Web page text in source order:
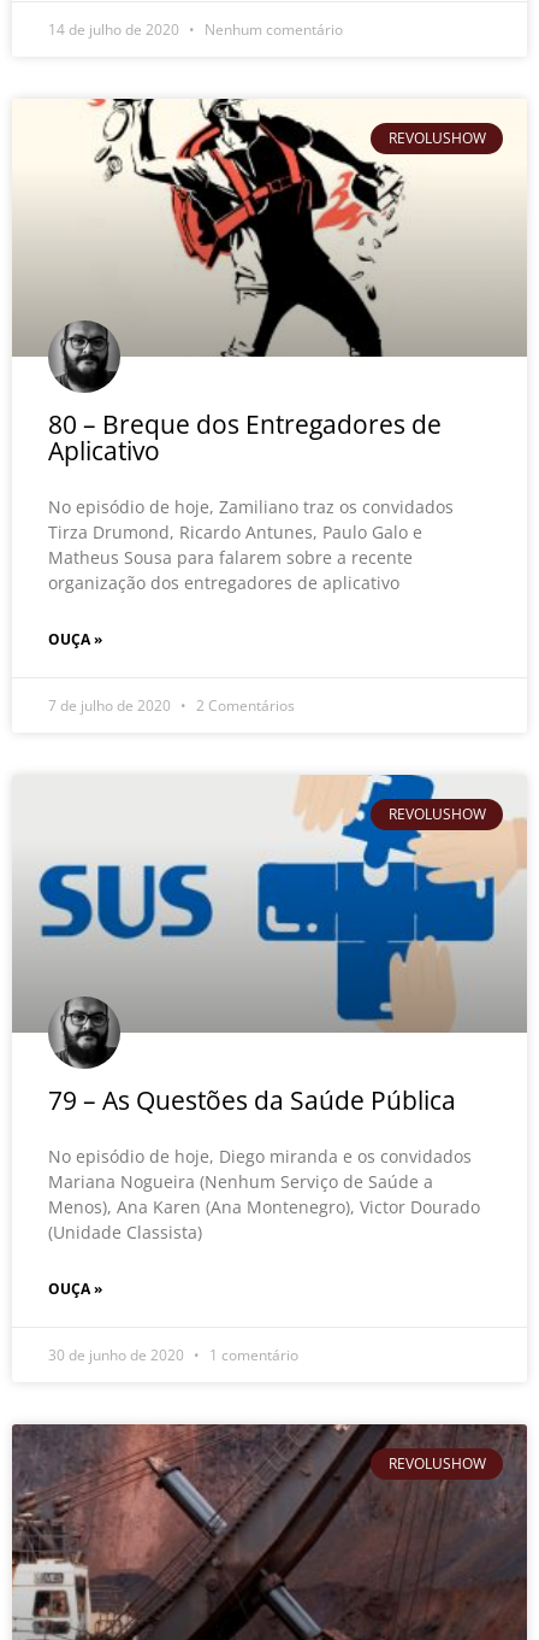
14 de julho de 2020 Nenhum comentário
REVOLUSHOW
80 – Breque dos Entregadores de
Aplicativo
No episódio de hoje, Zamiliano traz os convidados
Tirza Drumond, Ricardo Antunes, Paulo Galo e
Matheus Sousa para falarem sobre a recente
organização dos entregadores de aplicativo
OUÇA »
7 de julho de 2020 2 Comentários
REVOLUSHOW
79 – As Questões da Saúde Pública
No episódio de hoje, Diego miranda e os convidados
Mariana Nogueira (Nenhum Serviço de Saúde a
Menos), Ana Karen (Ana Montenegro), Victor Dourado
(Unidade Classista)
OUÇA »
30 de junho de 2020 1 comentário
REVOLUSHOW